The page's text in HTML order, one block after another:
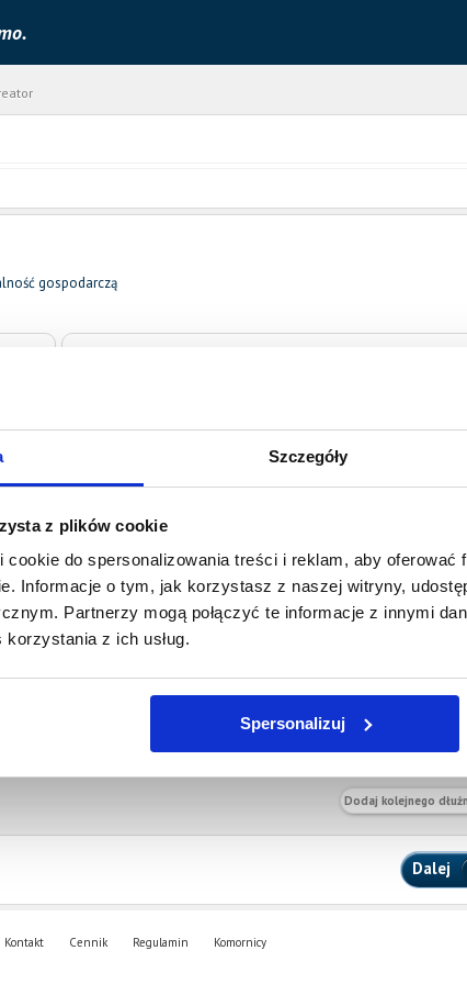
Szczegóły
z plików cookie
do spersonalizowania treści i reklam, aby oferować
Informacje o tym, jak korzystasz z naszej witryny,
Partnerzy mogą połączyć te informacje z innymi
z ich usług.
Spersonalizuj
gospodarczą
Miejscowość Kod pocztowy
Poczta Województwo
Dodaj kolejnego
Dalej
Kontakt Cennik Regulamin
Komornicy